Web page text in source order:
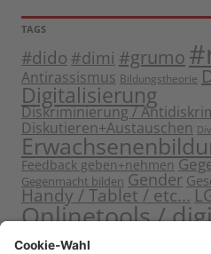
TAGS
#dido #dimi #grumo
Antirassismus Bildungstheorie
Digitalisierung
Diskriminierung /
Diskutieren+Austauschen
Feedback geben+nehmen
Gegenmacht bilden Gender
Handy / Tablet / etc...
Onlinetools /
Politische Bildung